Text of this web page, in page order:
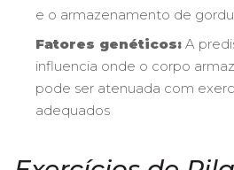
e o armazenamento de
Fatores genéticos: A
influencia onde o corpo
pode ser atenuada com
adequados